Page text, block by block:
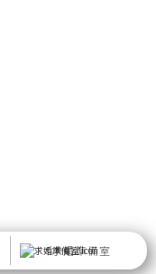
求婚準備室